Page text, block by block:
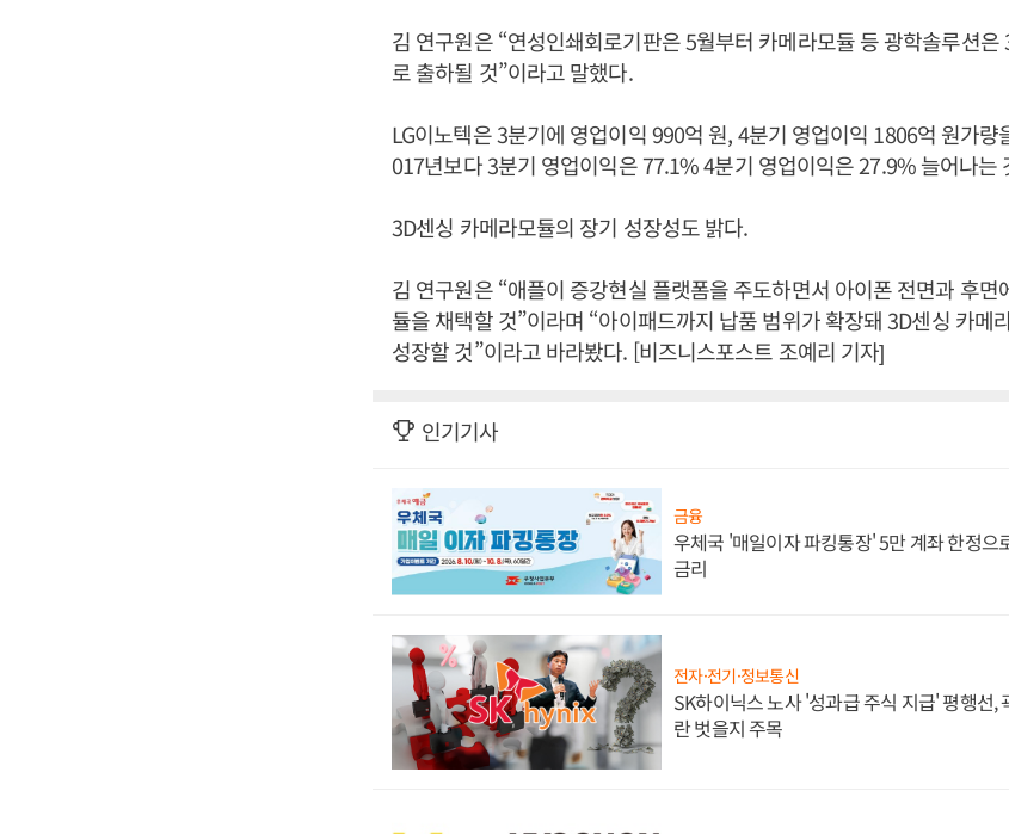
김 연구원은 “연성인쇄회로기판은 5월부터 카메라모듈 등 광학솔루션
로 출하될 것”이라고 말했다.
LG이노텍은 3분기에 영업이익 990억 원, 4분기 영업이익 1806억 원가량
017년보다 3분기 영업이익은 77.1% 4분기 영업이익은 27.9% 늘어나는
3D센싱 카메라모듈의 장기 성장성도 밝다.
김 연구원은 “애플이 증강현실 플랫폼을 주도하면서 아이폰 전면과 후면
듈을 채택할 것”이라며 “아이패드까지 납품 범위가 확장돼 3D센싱 카메
성장할 것”이라고 바라봤다. [비즈니스포스트 조예리 기자]
인기기사
금융
우체국 '매일이자 파킹통장' 5만 계좌 한정으
금리
전자·전기·정보통신
SK하이닉스 노사 '성과급 주식 지급' 평행선
란 벗을지 주목